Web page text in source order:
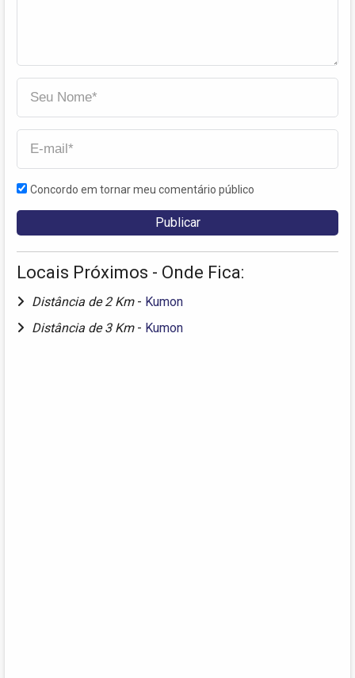
Concordo em tornar meu comentário público
Locais Próximos - Onde Fica:
Distância de 2 Km - Kumon
Distância de 3 Km - Kumon